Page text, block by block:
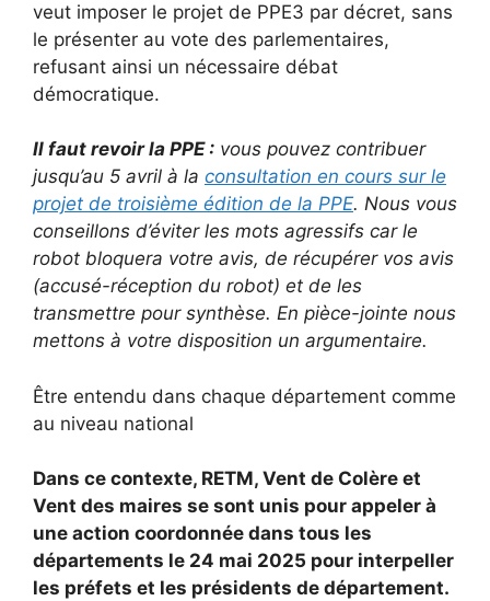
veut imposer le projet de PPE3 par décret, sans
le présenter au vote des parlementaires,
refusant ainsi un nécessaire débat
démocratique.
Il faut revoir la PPE : vous pouvez contribuer
jusqu’au 5 avril à la consultation en cours sur le
projet de troisième édition de la PPE. Nous vous
conseillons d’éviter les mots agressifs car le
robot bloquera votre avis, de récupérer vos avis
(accusé-réception du robot) et de les
transmettre pour synthèse. En pièce-jointe nous
mettons à votre disposition un argumentaire.
Être entendu dans chaque département comme
au niveau national
Dans ce contexte, RETM, Vent de Colère et
Vent des maires se sont unis pour appeler à
une action coordonnée dans tous les
départements le 24 mai 2025 pour interpeller
les préfets et les présidents de département.